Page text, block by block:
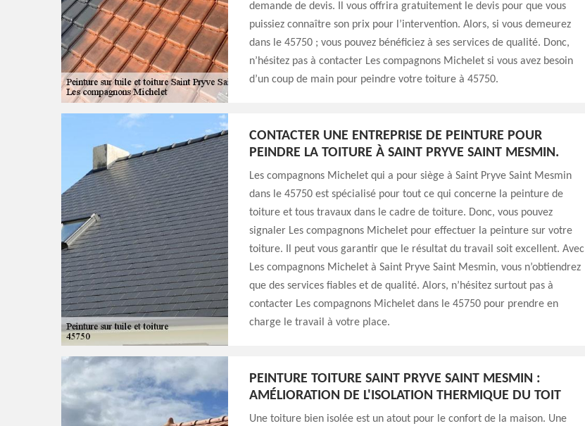
demande de devis. Il vous offrira gratuitement le devis pour que vous
puissiez connaître son prix pour l’intervention. Alors, si vous demeurez
dans le 45750 ; vous pouvez bénéficiez à ses services de qualité. Donc,
n’hésitez pas à contacter Les compagnons Michelet si vous avez besoin
d’un coup de main pour peindre votre toiture à 45750.
CONTACTER UNE ENTREPRISE DE PEINTURE POUR
PEINDRE LA TOITURE À SAINT PRYVE SAINT MESMIN.
Les compagnons Michelet qui a pour siège à Saint Pryve Saint Mesmin
dans le 45750 est spécialisé pour tout ce qui concerne la peinture de
toiture et tous travaux dans le cadre de toiture. Donc, vous pouvez
signaler Les compagnons Michelet pour effectuer la peinture sur votre
toiture. Il peut vous garantir que le résultat du travail soit excellent. Avec
Les compagnons Michelet à Saint Pryve Saint Mesmin, vous n’obtiendrez
que des services fiables et de qualité. Alors, n’hésitez surtout pas à
contacter Les compagnons Michelet dans le 45750 pour prendre en
charge le travail à votre place.
PEINTURE TOITURE SAINT PRYVE SAINT MESMIN :
AMÉLIORATION DE L'ISOLATION THERMIQUE DU TOIT
Une toiture bien isolée est un atout pour le confort de la maison. Une